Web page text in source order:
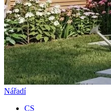
Nářadí
CS